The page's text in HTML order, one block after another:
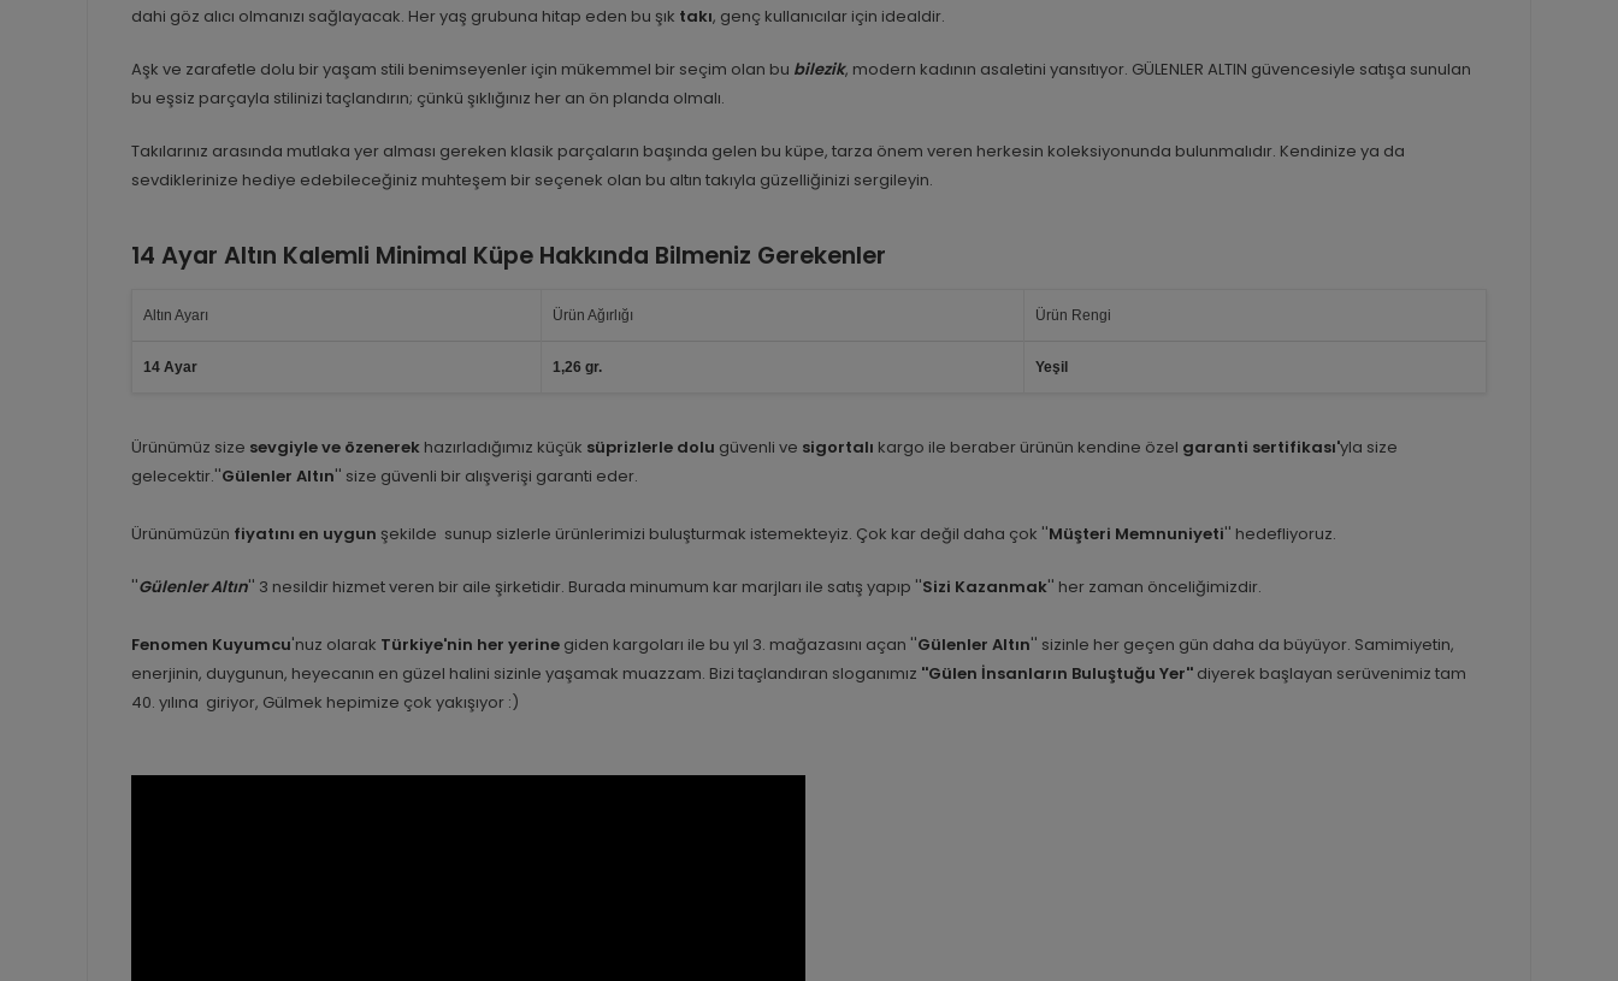
dahi göz alıcı olmanızı sağlayacak. Her yaş grubuna hitap eden bu şık takı, genç kullanıcılar için idealdir.
Aşk ve zarafetle dolu bir yaşam stili benimseyenler için mükemmel bir seçim olan bu bilezik, modern kadının asaletini yansıtıyor. GÜLENLER ALTIN güvencesiyle satışa sunulan
bu eşsiz parçayla stilinizi taçlandırın; çünkü şıklığınız her an ön planda olmalı.
Takılarınız arasında mutlaka yer alması gereken klasik parçaların başında gelen bu küpe, tarza önem veren herkesin koleksiyonunda bulunmalıdır. Kendinize ya da
sevdiklerinize hediye edebileceğiniz muhteşem bir seçenek olan bu altın takıyla güzelliğinizi sergileyin.
14 Ayar Altın Kalemli Minimal Küpe Hakkında Bilmeniz Gerekenler
Altın Ayarı Ürün Ağırlığı Ürün Rengi
14 Ayar 1,26 gr. Yeşil
Ürünümüz size sevgiyle ve özenerek hazırladığımız küçük süprizlerle dolu güvenli ve sigortalı kargo ile beraber ürünün kendine özel garanti sertifikası'yla size
gelecektir.''Gülenler Altın'' size güvenli bir alışverişi garanti eder.
Ürünümüzün fiyatını en uygun şekilde sunup sizlerle ürünlerimizi buluşturmak istemekteyiz. Çok kar değil daha çok ''Müşteri Memnuniyeti'' hedefliyoruz.
''Gülenler Altın'' 3 nesildir hizmet veren bir aile şirketidir. Burada minumum kar marjları ile satış yapıp ''Sizi Kazanmak'' her zaman önceliğimizdir.
Fenomen Kuyumcu'nuz olarak Türkiye'nin her yerine giden kargoları ile bu yıl 3. mağazasını açan ''Gülenler Altın'' sizinle her geçen gün daha da büyüyor. Samimiyetin,
enerjinin, duygunun, heyecanın en güzel halini sizinle yaşamak muazzam. Bizi taçlandıran sloganımız ''Gülen İnsanların Buluştuğu Yer'' diyerek başlayan serüvenimiz tam
40. yılına giriyor, Gülmek hepimize çok yakışıyor :)